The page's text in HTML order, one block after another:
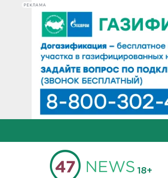
РЕКЛАМА
18+